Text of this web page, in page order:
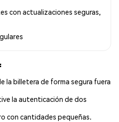
con actualizaciones seguras,
la billetera de forma segura fuera
la autenticación de dos
con cantidades pequeñas.